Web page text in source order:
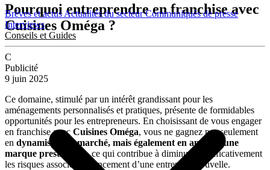
Brèves et actusActualités du secteurCommuniqués de presse
Interviews
Conseils et Guides
Pourquoi entreprendre en franchise avec
Cuisines Oméga ?
C
Publicité
9 juin 2025
Ce domaine, stimulé par un intérêt grandissant pour les
aménagements personnalisés et pratiques, présente de formidables
opportunités pour les entrepreneurs. En choisissant de vous engager
en franchise avec Cuisines Oméga, vous ne gagnez pas seulement
en dynamisme de marché, mais également en appui d’une
marque prestigieuse, ce qui contribue à diminuer significativement
les risques associés au lancement d’une entreprise nouvelle.